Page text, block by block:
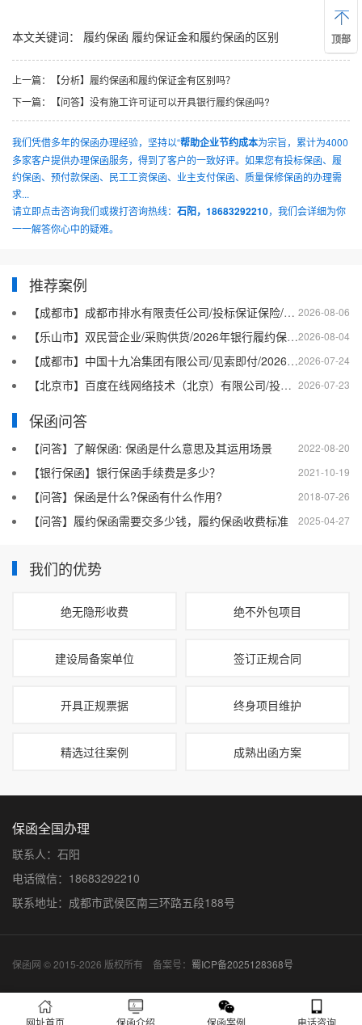
本文关键词： 履约保函 履约保证金和履约保函的区别
上一篇：
【分析】履约保函和履约保证金有区别吗？
下一篇：
【问答】没有施工许可证可以开具银行履约保函吗?
我们凭借多年的保函办理经验，坚持以“帮助企业节约成本为宗旨，累计为4000
多家客户提供办理保函服务，得到了客户的一致好评。如果您有投标保函、履
约保函、预付款保函、民工工资保函、业主支付保函、质量保修保函的办理需
求...
请立即点击咨询我们或拨打咨询热线： 石阳，18683292210，我们会详细为你
一一解答你心中的疑难。
推荐案例
2026-08-06
【成都市】成都市排水有限责任公司/投标保证保险/2026银行投标保函十三
2026-08-04
【乐山市】双民营企业/采购供货/2026年银行履约保函四十二
2026-07-24
【成都市】中国十九冶集团有限公司/见索即付/2026年银行履约保函四十一
2026-07-23
【北京市】百度在线网络技术（北京）有限公司/投标保函/2026银行投标保函十二
保函问答
2022-08-20
【问答】了解保函: 保函是什么意思及其运用场景
2021-10-19
【银行保函】银行保函手续费是多少？
2018-07-26
【问答】保函是什么?保函有什么作用?
2025-04-27
【问答】履约保函需要交多少钱，履约保函收费标准
我们的优势
绝无隐形收费 绝不外包项目
建设局备案单位 签订正规合同
开具正规票据 终身项目维护
精选过往案例 成熟出函方案
保函全国办理
联系人：石阳
电话微信：18683292210
联系地址：成都市武侯区南三环路五段188号
保函网 © 2015-2026 版权所有 备案号： 蜀ICP备2025128368号
网址首页 保函介绍 保函案例 电话咨询
顶部